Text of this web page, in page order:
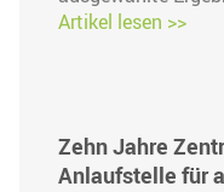
Artikel lesen >>
Zehn Jahre
Anlaufstelle für